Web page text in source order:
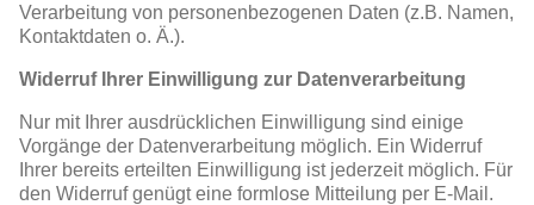
Verarbeitung von personenbezogenen Daten (z.B. Namen,
Kontaktdaten o. Ä.).
Widerruf Ihrer Einwilligung zur Datenverarbeitung
Nur mit Ihrer ausdrücklichen Einwilligung sind einige
Vorgänge der Datenverarbeitung möglich. Ein Widerruf
Ihrer bereits erteilten Einwilligung ist jederzeit möglich. Für
den Widerruf genügt eine formlose Mitteilung per E-Mail.